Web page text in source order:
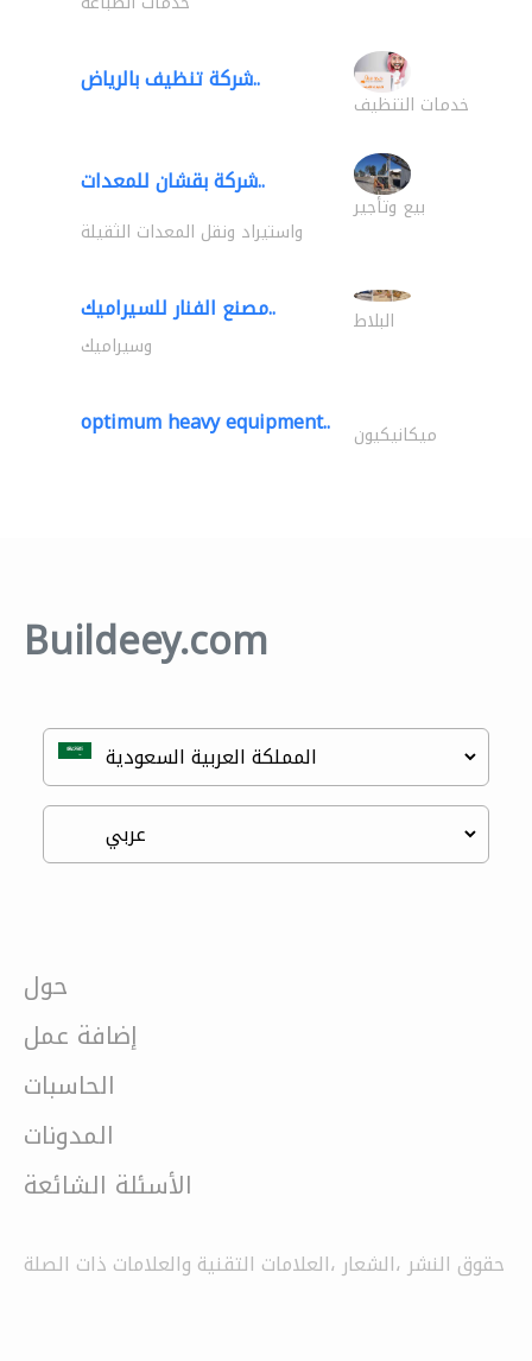
شركة تنظيف بالرياض..
خدمات التنظيف
شركة بقشان للمعدات..
بيع وتأجير
واستيراد ونقل المعدات الثقيلة
مصنع الفنار للسيراميك.. البلاط
وسيراميك
optimum heavy equipment.. ميكانيكيون
Buildeey.com
حول
إضافة عمل
الحاسبات
المدونات
الأسئلة الشائعة
حقوق النشر ،الشعار ،العلامات التقنية والعلامات ذات الصلة